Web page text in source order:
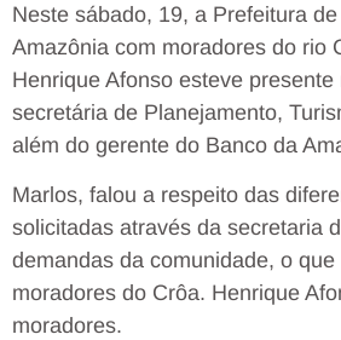
Neste sábado, 19, a Prefeitura
Amazônia com moradores do rio
Henrique Afonso esteve
secretária de Planejamento,
além do gerente do Banco da
Marlos, falou a respeito das
solicitadas através da secretaria
demandas da comunidade, o
moradores do Crôa. Henrique
moradores.